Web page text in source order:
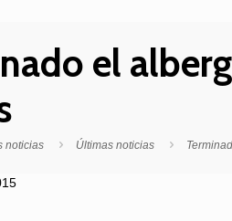
el
noticias Últimas noticias